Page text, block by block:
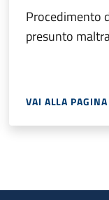
Procedimento
presunto
VAI ALLA PAGINA